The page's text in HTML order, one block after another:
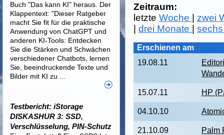
Zeitraum:
letzteWoche
zwei
|drei Monate |
Erschienen am
19.08.11
15.07.11 HP
04.10.10
21.10.09 Palm
Buch "Das kann KI" heraus. Der
Klappentext: "Dieser Ratgeber
macht Sie fit für die praktische
Anwendung von ChatGPT und
anderen KI-Tools: Entdecken
Sie die Stärken und Schwächen
verschiedener Chatbots, lernen
Sie, beeindruckende Texte und
Bilder mit KI zu ...
Testbericht: iStorage
DISKASHUR 3: SSD,
Verschlüsselung, PIN-Schutz